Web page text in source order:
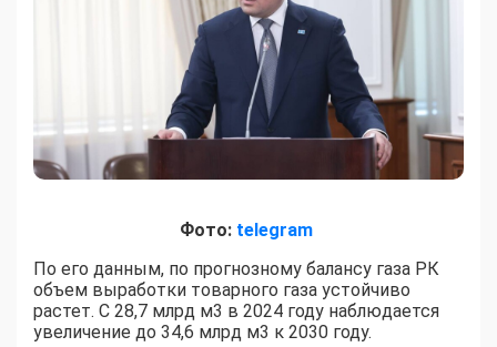
Фото: telegram
По его данным, по прогнозному балансу газа РК
объем выработки товарного газа устойчиво
растет. С 28,7 млрд м3 в 2024 году наблюдается
увеличение до 34,6 млрд м3 к 2030 году.